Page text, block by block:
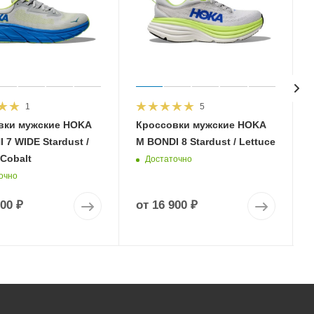
1
мужские HOKA
7 WIDE Stardust /
₽
5
Кроссовки мужские HOKA
M BONDI 8 Stardust / Lettuce
Достаточно
от 16 900 ₽